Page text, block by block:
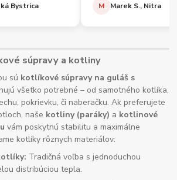
Bystrica M Marek S., Nitra
súpravy a kotliny
sú kotlíkové súpravy na guláš s
všetko potrebné – od samotného kotlíka,
pokrievku, či naberačku. Ak preferujete
naše kotliny (paráky) a kotlinové
vám poskytnú stabilitu a maximálne
kotlíky rôznych materiálov:
Tradičná voľba s jednoduchou
distribúciou tepla.